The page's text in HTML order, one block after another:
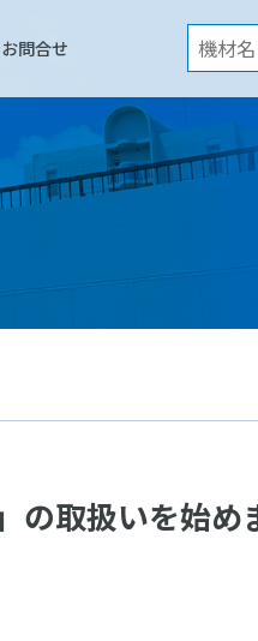
お問合せ
の取扱いを始め